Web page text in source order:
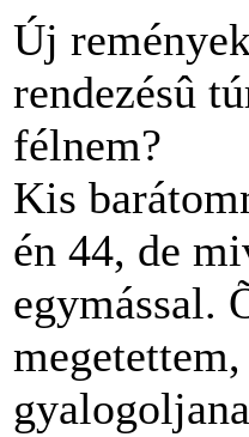
Új
rendezésû
félnem?
Kis
én 44, de
egymással.